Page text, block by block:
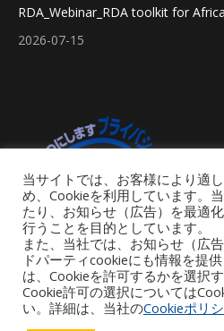
RDA_Webinar_RDA toolkit for
2026-07-15
当サイトでは、お客様により適
め、Cookieを利用しています。
たり、お知らせ（広告）を最適
行うことを目的としています。
また、当社では、お知らせ（広
ドパーティcookieにも情報を提
は、Cookieを許可するかを選択
Cookie許可の選択については
い。詳細は、当社のCookieポリ